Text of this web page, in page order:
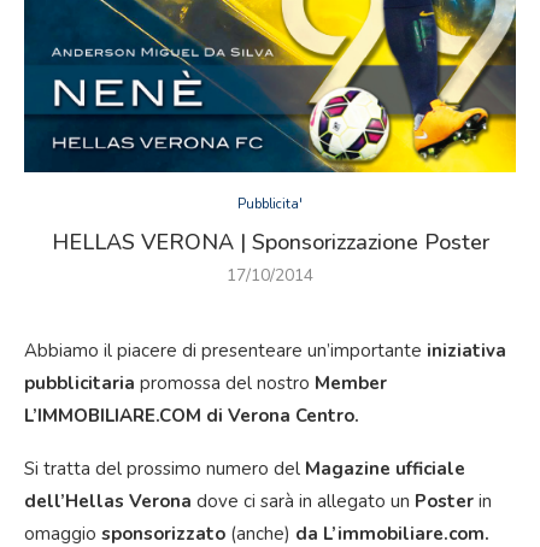
Pubblicita'
HELLAS VERONA | Sponsorizzazione Poster
17/10/2014
Abbiamo il piacere di presenteare un’importante iniziativa
pubblicitaria promossa del nostro Member
L’IMMOBILIARE.COM di Verona Centro.
Si tratta del prossimo numero del Magazine ufficiale
dell’Hellas Verona dove ci sarà in allegato un Poster in
omaggio sponsorizzato (anche) da L’immobiliare.com.